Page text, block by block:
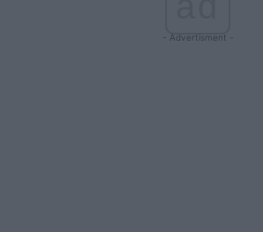
- Advertisment -